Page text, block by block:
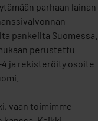
parhaan lainan
pankeilta Suomessa.
perustettu
ja rekisteröity osoite
vaan toimimme